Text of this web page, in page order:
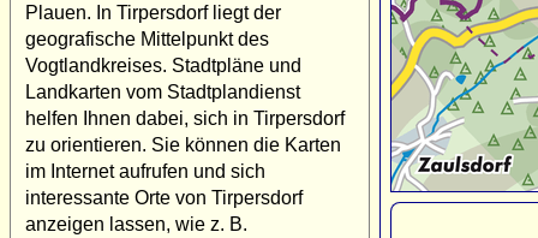
Plauen. In Tirpersdorf liegt der
geografische Mittelpunkt des
Vogtlandkreises. Stadtpläne und
Landkarten vom Stadtplandienst
helfen Ihnen dabei, sich in Tirpersdorf
zu orientieren. Sie können die Karten
im Internet aufrufen und sich
interessante Orte von Tirpersdorf
anzeigen lassen, wie z. B.